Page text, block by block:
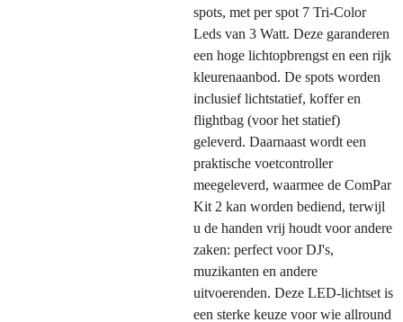
spots, met per spot 7 Tri-Color
Leds van 3 Watt. Deze garanderen
een hoge lichtopbrengst en een rijk
kleurenaanbod. De spots worden
inclusief lichtstatief, koffer en
flightbag (voor het statief)
geleverd. Daarnaast wordt een
praktische voetcontroller
meegeleverd, waarmee de ComPar
Kit 2 kan worden bediend, terwijl
u de handen vrij houdt voor andere
zaken: perfect voor DJ's,
muzikanten en andere
uitvoerenden. Deze LED-lichtset is
een sterke keuze voor wie allround